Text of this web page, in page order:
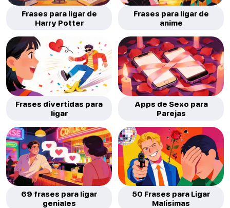
Frases para ligar de
Harry Potter
Frases para ligar de
anime
Frases divertidas para
ligar
Apps de Sexo para
Parejas
69 frases para ligar
geniales
50 Frases para Ligar
Malísimas